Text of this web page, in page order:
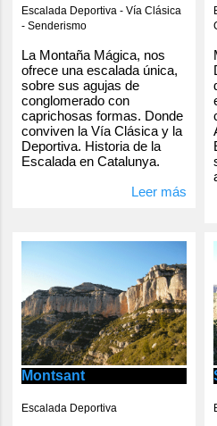
Escalada Deportiva - Vía Clásica
- Senderismo
La Montaña Mágica, nos
ofrece una escalada única,
sobre sus agujas de
conglomerado con
caprichosas formas. Donde
conviven la Vía Clásica y la
Deportiva. Historia de la
Escalada en Catalunya.
Leer más
Montsant
Escalada Deportiva